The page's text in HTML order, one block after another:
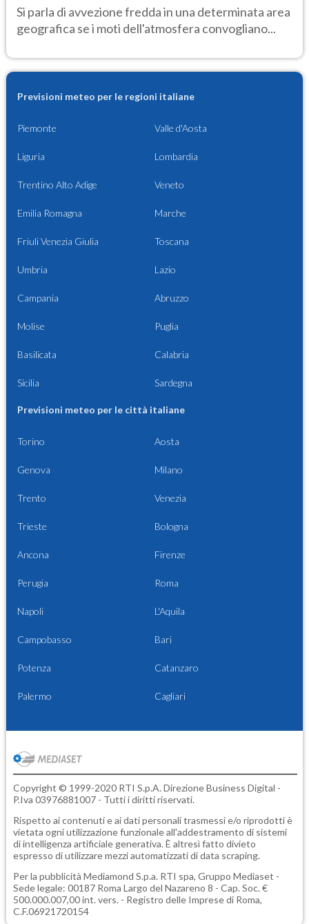
Si parla di avvezione fredda in una determinata area
geografica se i moti dell'atmosfera convogliano...
Previsioni meteo per le regioni italiane
Piemonte Valle d'Aosta
Liguria Lombardia
Trentino Alto Adige Veneto
Emilia Romagna Marche
Friuli Venezia Giulia Toscana
Umbria Lazio
Campania Abruzzo
Molise Puglia
Basilicata Calabria
Sicilia Sardegna
Previsioni meteo per le città italiane
Torino Aosta
Genova Milano
Trento Venezia
Trieste Bologna
Ancona Firenze
Perugia Roma
Napoli L'Aquila
Campobasso Bari
Potenza Catanzaro
Palermo Cagliari
Copyright © 1999-2020 RTI S.p.A. Direzione Business Digital -
P.Iva 03976881007 - Tutti i diritti riservati.
Rispetto ai contenuti e ai dati personali trasmessi e/o riprodotti è
vietata ogni utilizzazione funzionale all'addestramento di sistemi
di intelligenza artificiale generativa. È altresì fatto divieto
espresso di utilizzare mezzi automatizzati di data scraping.
Per la pubblicità Mediamond S.p.a. RTI spa, Gruppo Mediaset -
Sede legale: 00187 Roma Largo del Nazareno 8 - Cap. Soc. €
500.000.007,00 int. vers. - Registro delle Imprese di Roma,
C.F.06921720154